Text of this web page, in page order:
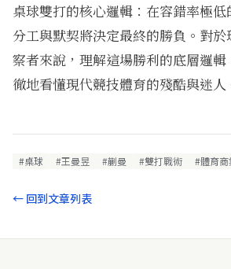
桌球雙打的核心邏輯：在容錯率極
分工與默契將決定最終的勝負。對
察者來說，理解這場勝利的底層邏
徹地看懂現代競技體育的殘酷與迷人
#桌球 #王曼昱 #蒯曼 #雙打戰術 #體育商
← 回到文章列表